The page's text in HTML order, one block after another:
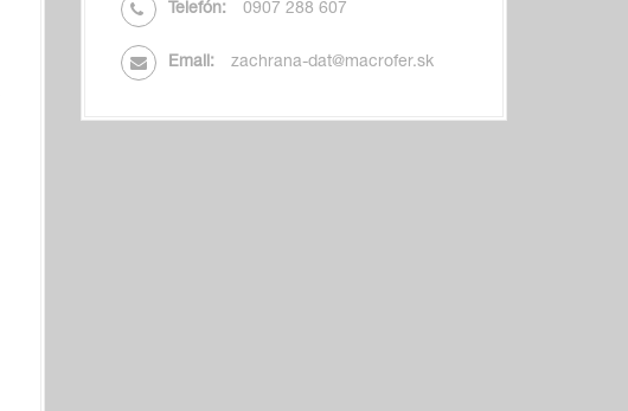
Telefón: 0907 288 607
Email: zachrana-dat@macrofer.sk